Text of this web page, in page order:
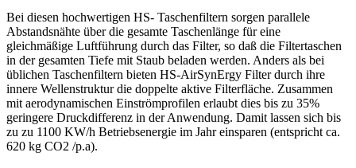
Bei diesen hochwertigen HS- Taschenfiltern sorgen parallele
Abstandsnähte über die gesamte Taschenlänge für eine
gleichmäßige Luftführung durch das Filter, so daß die Filtertaschen
in der gesamten Tiefe mit Staub beladen werden. Anders als bei
üblichen Taschenfiltern bieten HS-AirSynErgy Filter durch ihre
innere Wellenstruktur die doppelte aktive Filterfläche. Zusammen
mit aerodynamischen Einströmprofilen erlaubt dies bis zu 35%
geringere Druckdifferenz in der Anwendung. Damit lassen sich bis
zu zu 1100 KW/h Betriebsenergie im Jahr einsparen (entspricht ca.
620 kg CO2 /p.a).